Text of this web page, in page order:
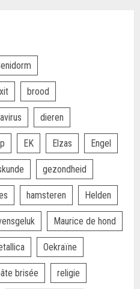
brood
dieren
EK Elzas Engel
gezondheid
hamsteren Helden
Maurice de hond
Oekraïne
brisée religie